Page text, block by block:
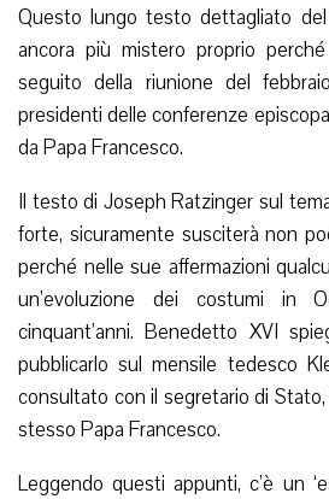
Questo lungo testo dettagliato
ancora più mistero proprio
seguito della riunione del
presidenti delle conferenze
da Papa Francesco.
Il testo di Joseph Ratzinger sul
forte, sicuramente susciterà non
perché nelle sue affermazioni
un’evoluzione dei costumi in
cinquant’anni. Benedetto XVI
pubblicarlo sul mensile tedesco
consultato con il segretario di
stesso Papa Francesco.
Leggendo questi appunti, c’è un